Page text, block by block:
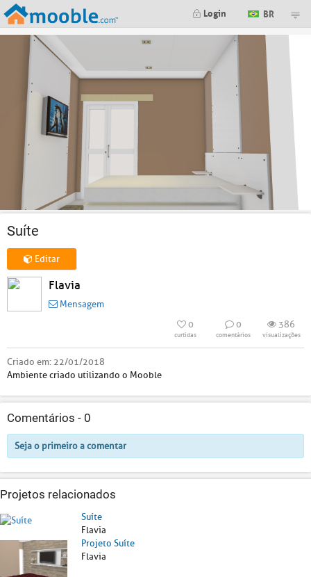
Login BR
Suíte
Editar
Flavia
Mensagem
0
curtidas
0
comentários
386
visualizações
Criado em: 22/01/2018
Ambiente criado utilizando o Mooble
Comentários - 0
Seja o primeiro a comentar
Projetos relacionados
Suíte
Flavia
Projeto Suíte
Flavia